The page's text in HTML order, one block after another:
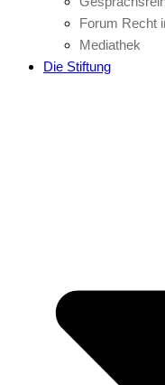
Forum Recht
Mediathek
Die Stiftung